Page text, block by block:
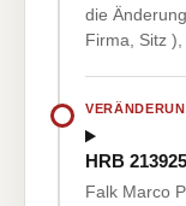
die
Firma, Sitz
HRB 213925
Falk Marco